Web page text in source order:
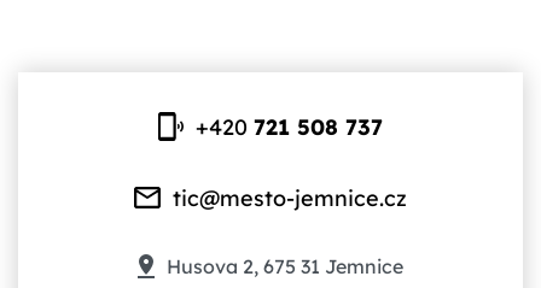
+420721 508 737
tic@mesto-jemnice.cz
Husova 2, 675 31 Jemnice